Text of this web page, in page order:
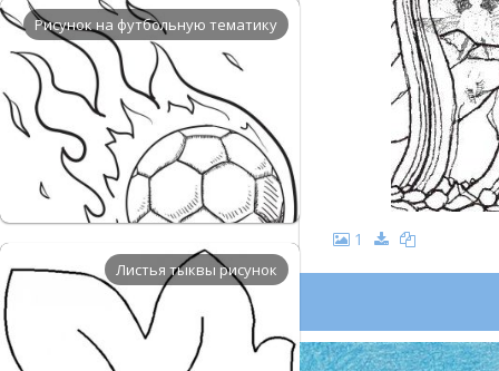
Рисунок на футбольную тематику
Листья тыквы рисунок
1